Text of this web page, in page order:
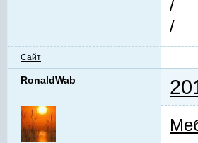
/
/
Сайт
RonaldWab